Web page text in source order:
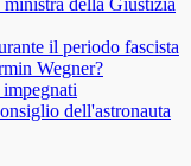
della Giustizia
il periodo fascista
Wegner?
dell'astronauta